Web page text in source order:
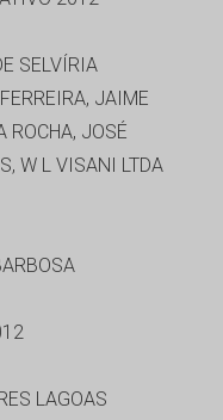
SELVÍRIA
JAIME
ROCHA, JOSÉ
W L VISANI LTDA
LAGOAS